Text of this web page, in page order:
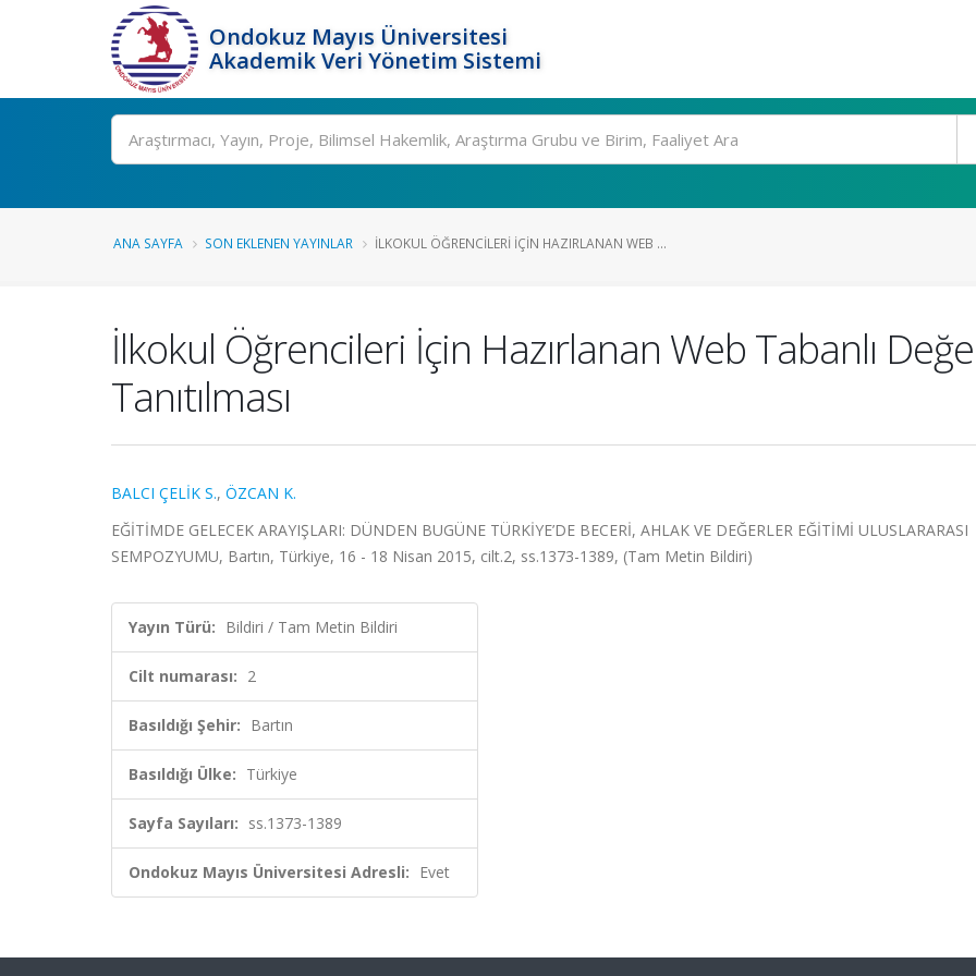
Ondokuz Mayıs Üniversitesi
Akademik Veri Yönetim Sistemi
Ara
ANA SAYFA SON EKLENEN YAYINLAR İLKOKUL ÖĞRENCILERI İÇIN HAZIRLANAN WEB ...
İlkokul Öğrencileri İçin Hazırlanan Web Tabanlı
Tanıtılması
BALCI ÇELİK S., ÖZCAN K.
EĞİTİMDE GELECEK ARAYIŞLARI: DÜNDEN BUGÜNE TÜRKİYE’DE BECERİ, AHLAK VE DEĞERLER EĞİTİMİ ULUSLARARASI
SEMPOZYUMU, Bartın, Türkiye, 16 - 18 Nisan 2015, cilt.2, ss.1373-1389, (Tam Metin Bildiri)
Yayın Türü: Bildiri / Tam Metin Bildiri
Cilt numarası: 2
Basıldığı Şehir: Bartın
Basıldığı Ülke: Türkiye
Sayfa Sayıları: ss.1373-1389
Ondokuz Mayıs Üniversitesi Adresli: Evet